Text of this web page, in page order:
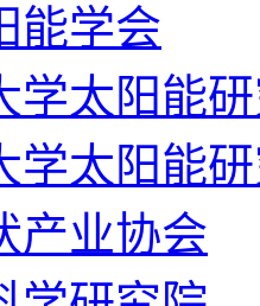
能学会
学太阳能
学太阳能
产业协会